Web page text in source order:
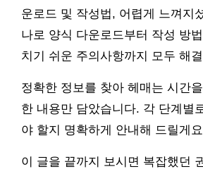
운로드 및 작성법, 어렵게 느껴지
나로 양식 다운로드부터 작성 방
치기 쉬운 주의사항까지 모두 해
정확한 정보를 찾아 헤매는 시간
한 내용만 담았습니다. 각 단계별
야 할지 명확하게 안내해 드릴게
이 글을 끝까지 보시면 복잡했던